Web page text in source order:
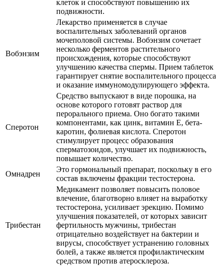
клеток и способствуют повышению их
подвижности.
Вобэнзим
Лекарство применяется в случае
воспалительных заболеваний органов
мочеполовой системы. Вобэнзим сочетает
несколько ферментов растительного
происхождения, которые способствуют
улучшению качества спермы. Прием таблеток
гарантирует снятие воспалительного процесса
и оказание иммуномодулирующего эффекта.
Сперотон
Средство выпускают в виде порошка, на
основе которого готовят раствор для
перорального приема. Оно богато такими
компонентами, как цинк, витамин Е, бета-
каротин, фолиевая кислота. Сперотон
стимулирует процесс образования
сперматозоидов, улучшает их подвижность,
повышает количество.
Омнадрен
Это гормональный препарат, поскольку в его
состав включены фракции тестостерона.
Трибестан
Медикамент позволяет повысить половое
влечение, благотворно влияет на выработку
тестостерона, усиливает эрекцию. Помимо
улучшения показателей, от которых зависит
фертильность мужчины, трибестан
отрицательно воздействует на бактерии и
вирусы, способствует устранению головных
болей, а также является профилактическим
средством против атеросклероза.